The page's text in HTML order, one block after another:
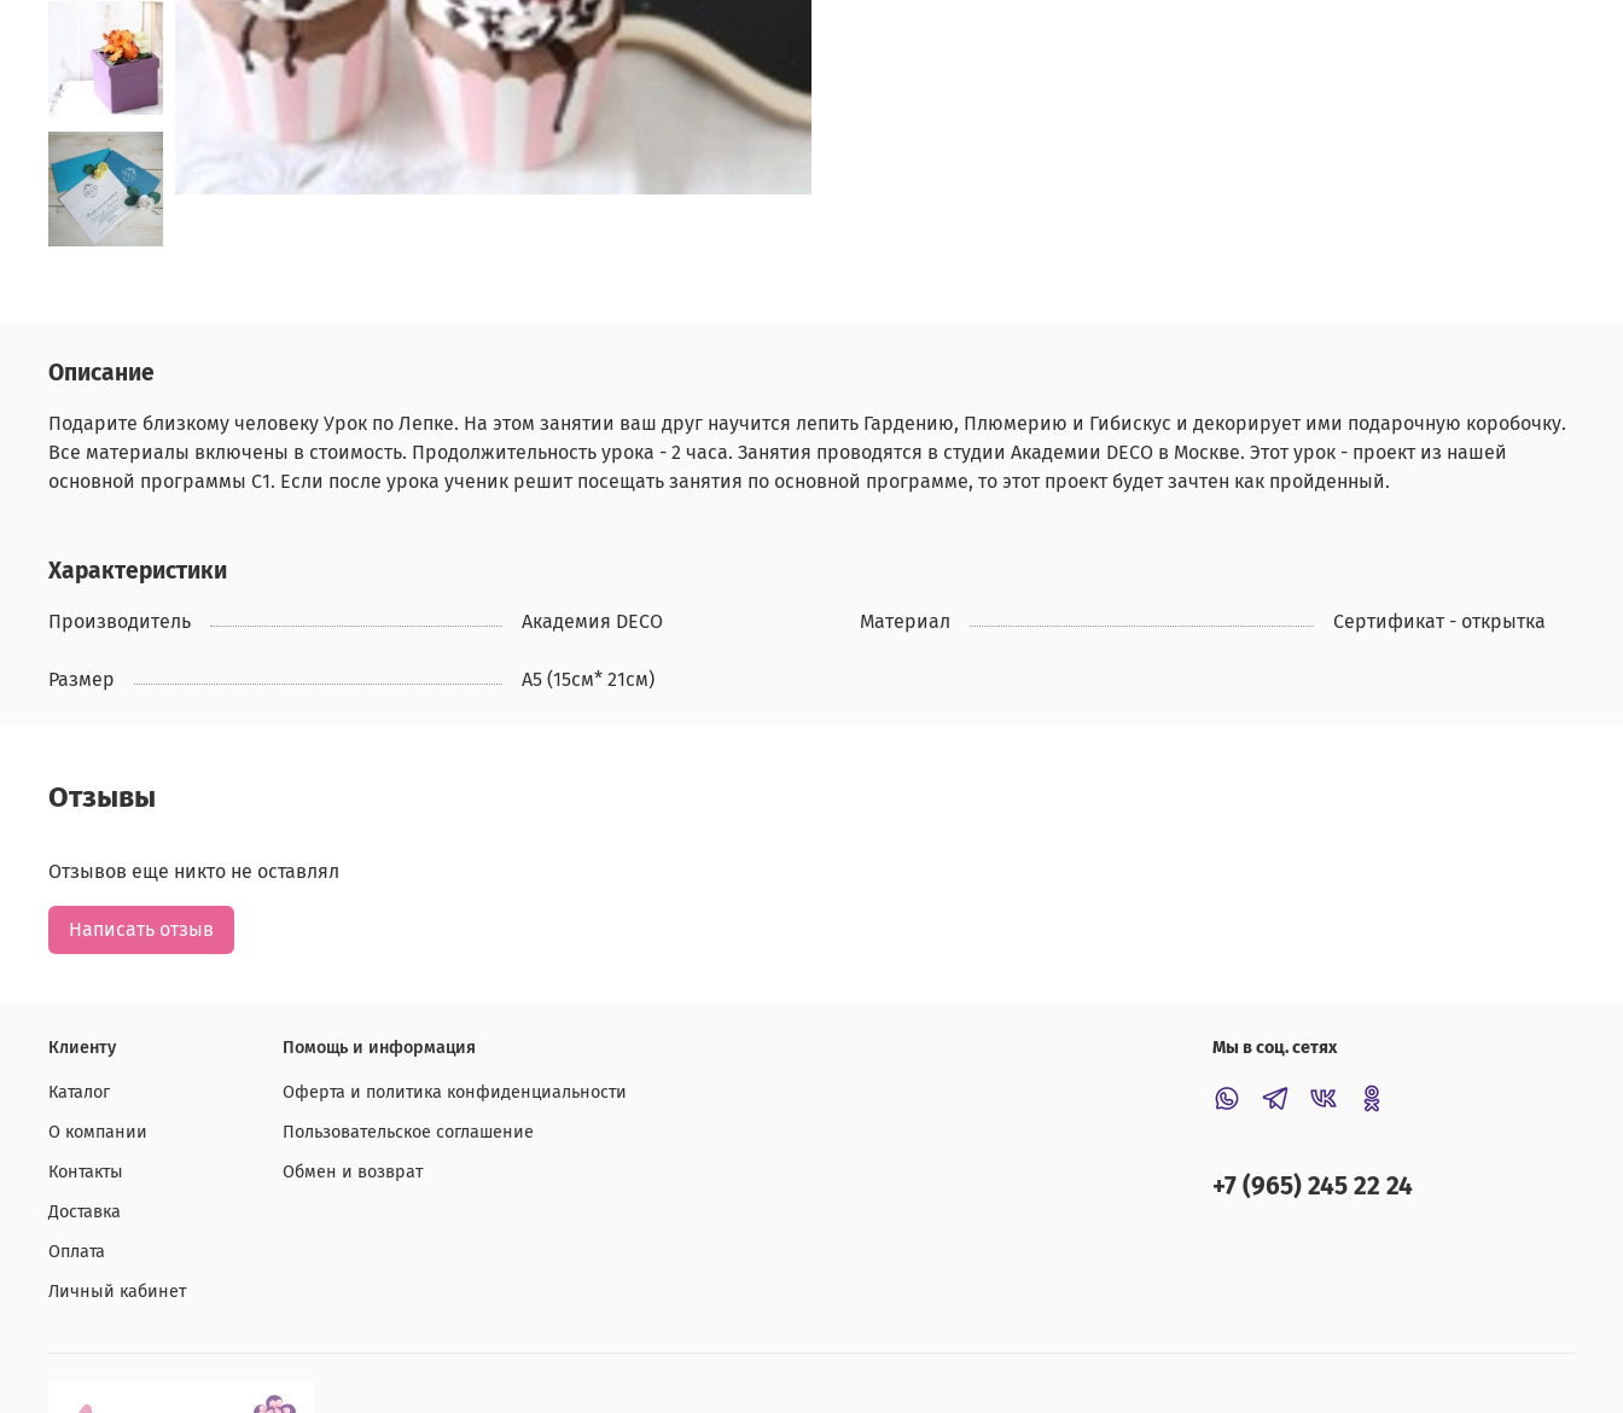
Описание
Подарите близкому человеку Урок по Лепке. На этом занятии ваш друг научится лепить Гардению, Плюмерию и Гибискус и декорирует ими подарочную коробочку.
Все материалы включены в стоимость. Продолжительность урока - 2 часа. Занятия проводятся в студии Академии DECO в Москве. Этот урок - проект из нашей
основной программы С1. Если после урока ученик решит посещать занятия по основной программе, то этот проект будет зачтен как пройденный.
Характеристики
Производитель Академия DECO Материал Сертификат - открытка
Размер А5 (15см* 21см)
Отзывы
Отзывов еще никто не оставлял
Написать отзыв
Клиенту
Каталог
О компании
Контакты
Доставка
Оплата
Личный кабинет
Помощь и информация
Оферта и политика конфиденциальности
Пользовательское соглашение
Обмен и возврат
Мы в соц. сетях
+7 (965) 245 22 24